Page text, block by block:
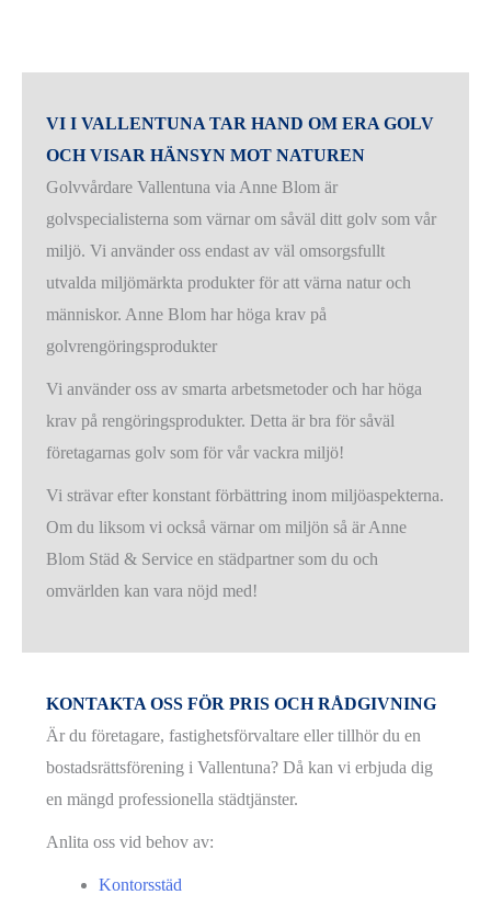
VI I VALLENTUNA TAR HAND OM ERA GOLV
OCH VISAR HÄNSYN MOT NATUREN
Golvvårdare Vallentuna via Anne Blom är
golvspecialisterna som värnar om såväl ditt golv som vår
miljö. Vi använder oss endast av väl omsorgsfullt
utvalda miljömärkta produkter för att värna natur och
människor. Anne Blom har höga krav på
golvrengöringsprodukter
Vi använder oss av smarta arbetsmetoder och har höga
krav på rengöringsprodukter. Detta är bra för såväl
företagarnas golv som för vår vackra miljö!
Vi strävar efter konstant förbättring inom miljöaspekterna.
Om du liksom vi också värnar om miljön så är Anne
Blom Städ & Service en städpartner som du och
omvärlden kan vara nöjd med!
KONTAKTA OSS FÖR PRIS OCH RÅDGIVNING
Är du företagare, fastighetsförvaltare eller tillhör du en
bostadsrättsförening i Vallentuna? Då kan vi erbjuda dig
en mängd professionella städtjänster.
Anlita oss vid behov av:
Kontorsstäd